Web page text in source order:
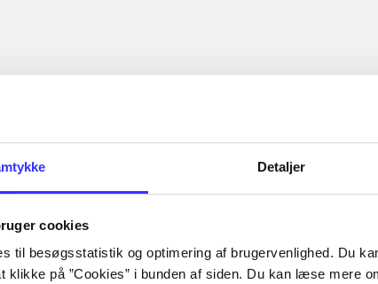
Detaljer
cookies
til besøgsstatistik og optimering af brugervenlighed. Du
klikke på ”Cookies” i bunden af siden. Du kan læse mere